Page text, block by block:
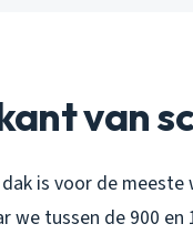
van
is voor de
we tussen de 900